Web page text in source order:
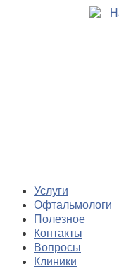
Услуги
Офтальмологи
Полезное
Контакты
Вопросы
Клиники